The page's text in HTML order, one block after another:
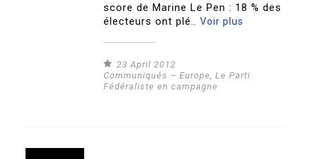
score de Marine Le Pen : 18 % des
électeurs ont plé..Voir plus
23 April 2012
Communiqués – Europe,Le Parti
Fédéraliste en campagne